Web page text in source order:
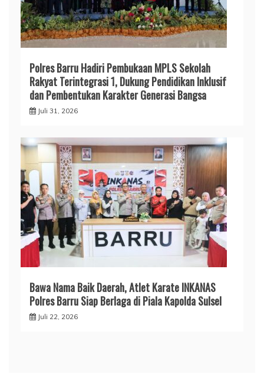
Polres Barru Hadiri Pembukaan MPLS Sekolah
Rakyat Terintegrasi 1, Dukung Pendidikan Inklusif
dan Pembentukan Karakter Generasi Bangsa
Juli 31, 2026
​Bawa Nama Baik Daerah, Atlet Karate INKANAS
Polres Barru Siap Berlaga di Piala Kapolda Sulsel
Juli 22, 2026